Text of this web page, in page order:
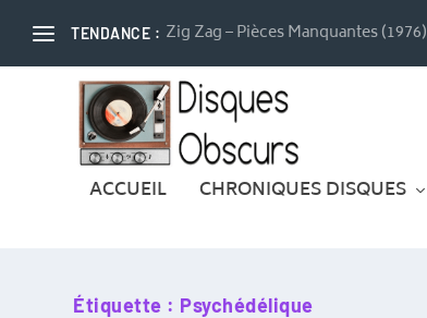
TENDANCE : Zig Zag – Pièces Manquantes (1976)
ACCUEIL CHRONIQUES DISQUES
Étiquette : Psychédélique